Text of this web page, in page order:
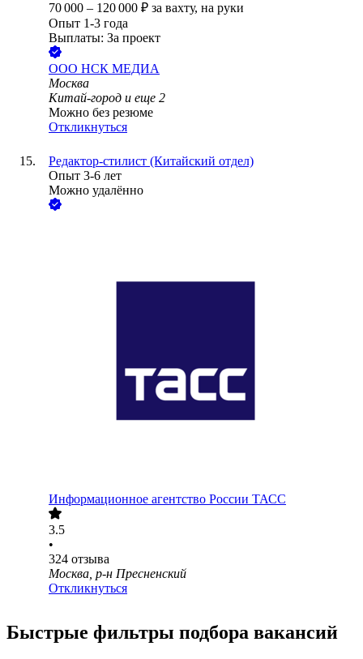
70 000 – 120 000 ₽ за вахту, на руки
Опыт 1-3 года
Выплаты: За проект
ООО НСК МЕДИА
Москва
Китай-город и еще 2
Можно без резюме
Откликнуться
Редактор-стилист (Китайский отдел)
Опыт 3-6 лет
Можно удалённо
Информационное агентство России ТАСС
3.5
•
324 отзыва
Москва, р-н Пресненский
Откликнуться
Быстрые фильтры подбора вакансий